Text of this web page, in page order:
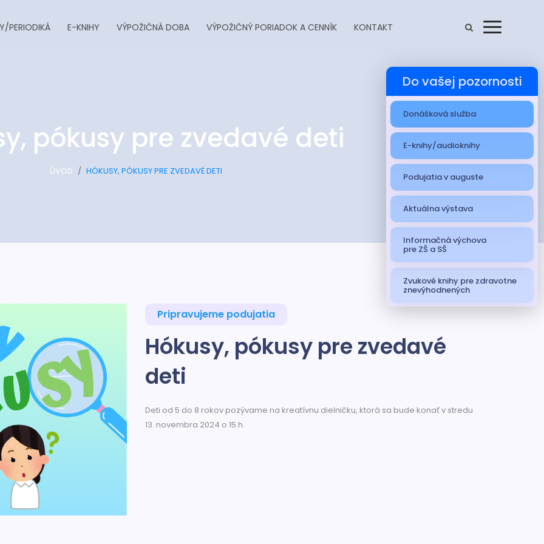
PERIODIKÁ E-KNIHY VÝPOŽIČNÁ DOBA VÝPOŽIČNÝ PORIADOK A CENNÍK KONTAKT
pókusy pre zvedavé deti
ÚVOD HÓKUSY, PÓKUSY PRE ZVEDAVÉ DETI
Pripravujeme podujatia
Hókusy, pókusy pre zvedavé
deti
Deti od 5 do 8 rokov pozývame na kreatívnu dielničku, ktorá sa bude konať v stredu
13. novembra 2024 o 15 h.
Do vašej pozornosti
Donášková služba
E-knihy/audioknihy
Podujatia v auguste
Aktuálna výstava
Informačná výchova
pre ZŠ a SŠ
Zvukové knihy pre zdravotne
znevýhodnených